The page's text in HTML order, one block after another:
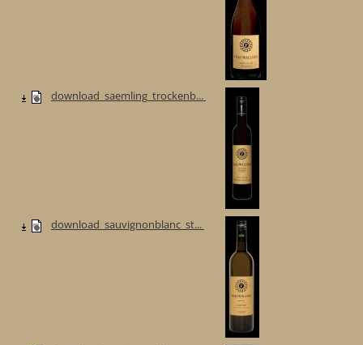
download_saemling_trockenb...
download_sauvignonblanc_st...